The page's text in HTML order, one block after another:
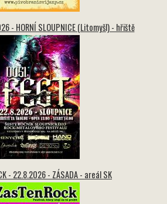
- HORNÍ SLOUPNICE (Litomyšl) - hřiště
- 22.8.2026 - ZÁSADA - areál SK